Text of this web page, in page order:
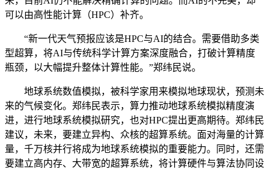
可以由高性能计算（HPC）补齐。
“新一代天气预报应该是HPC与AI的结合。需要借助多类
型超算，将AI与传统科学计算方案深度融合，打破计算精度
瓶颈，以大幅提升整体计算性能。”郑纬民说。
地球系统数值模拟，被科学家用来模拟地球现状，预测未
来的气候变化。郑纬民表示，算力推动地球系统模拟精度演
进，进行地球系统模拟研究，也对HPC提出更高期待。郑纬民
建议，未来，要建立异构、众核的超算系统。面对海量的计算
量，千万核并行将成为地球系统模拟的重要能力。同时，还需
要建立高内存、大带宽的超算系统，将计算硬件与算法协同设